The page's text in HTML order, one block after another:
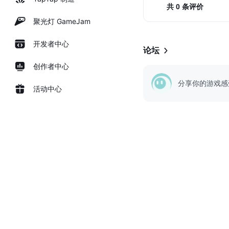
聚光灯 GameJam
开发者中心
创作者中心
活动中心
按钮A：打孔
决定柜台是非常有利的。
共 0 条评价
论坛
分享你的游戏感